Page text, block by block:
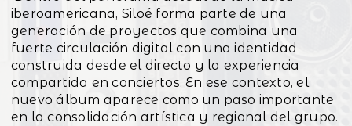
iberoamericana, Siloé forma parte de una
generación de proyectos que combina una
fuerte circulación digital con una identidad
construida desde el directo y la experiencia
compartida en conciertos. En ese contexto, el
nuevo álbum aparece como un paso importante
en la consolidación artística y regional del grupo.